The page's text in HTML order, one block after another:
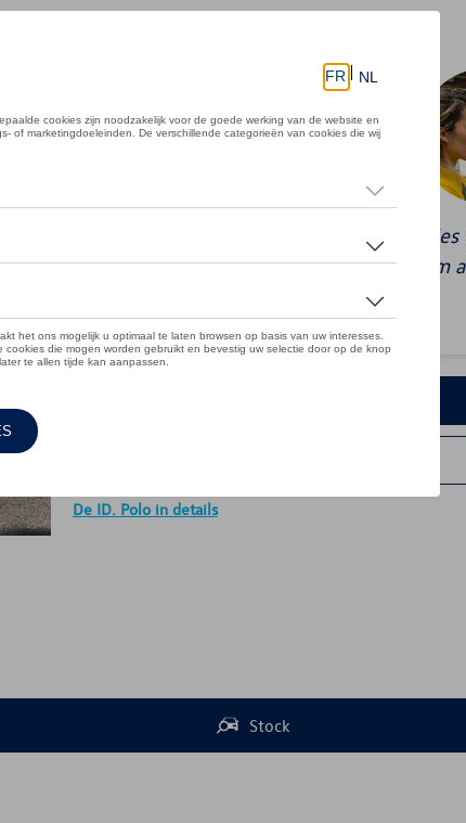
Tijdens jouw testrit kan je alle sensaties
auto voelen. We nemen ook de tijd om
vragen te beantwoorden.
De ID. Polo in details
Stock